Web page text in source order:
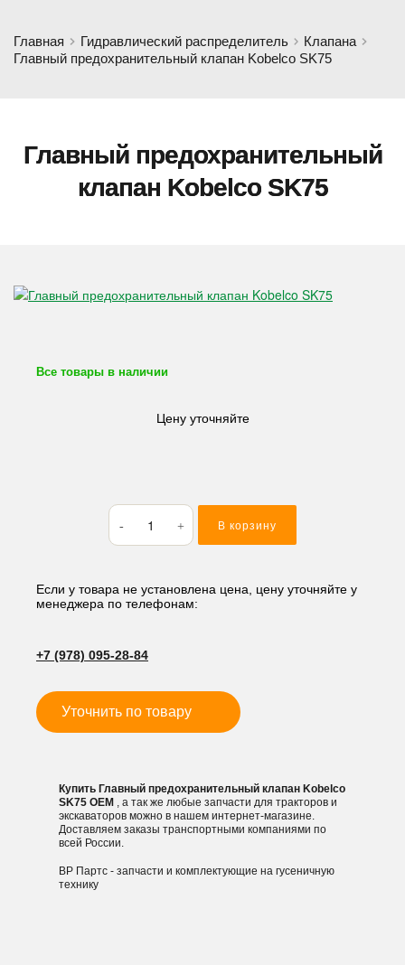
Главная Гидравлический распределитель
Клапана
Главный предохранительный клапан Kobelco SK75
Главный предохранительный
клапан Kobelco SK75
Все товары в наличии
Цену уточняйте
Количество
товара
Главный
клапан
Kobelco
В корзину
Если у товара не установлена цена, цену уточняйте у
менеджера по телефонам:
+7 (978) 095-28-84
Уточнить по товару
Купить Главный предохранительный клапан Kobelco
SK75 OEM , а так же любые запчасти для тракторов и
экскаваторов можно в нашем интернет-магазине.
Доставляем заказы транспортными компаниями по
всей России.
ВР Партс - запчасти и комплектующие на гусеничную
технику